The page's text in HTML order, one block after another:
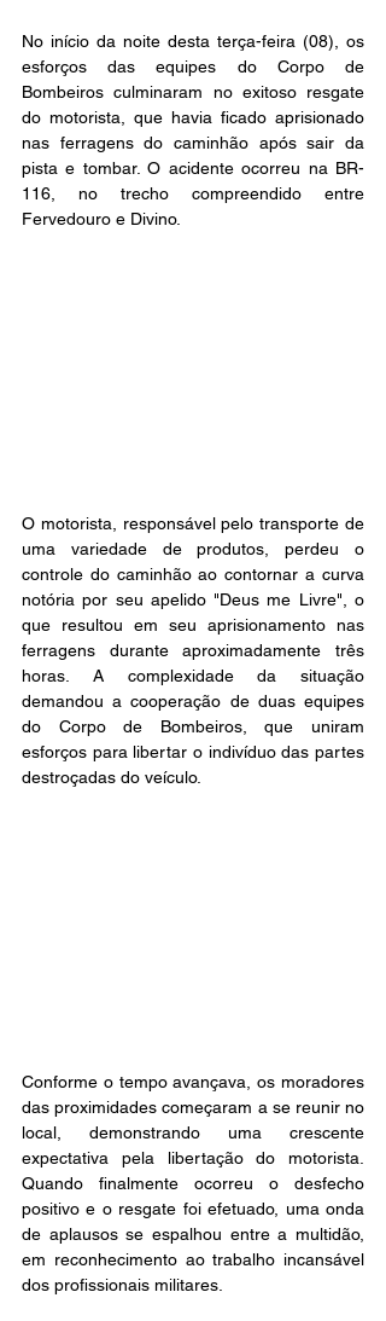
No início da noite desta terça-feira (08), os
esforços das equipes do Corpo de
Bombeiros culminaram no exitoso resgate
do motorista, que havia ficado aprisionado
nas ferragens do caminhão após sair da
pista e tombar. O acidente ocorreu na BR-
116, no trecho compreendido entre
Fervedouro e Divino.
O motorista, responsável pelo transporte de
uma variedade de produtos, perdeu o
controle do caminhão ao contornar a curva
notória por seu apelido "Deus me Livre", o
que resultou em seu aprisionamento nas
ferragens durante aproximadamente três
horas. A complexidade da situação
demandou a cooperação de duas equipes
do Corpo de Bombeiros, que uniram
esforços para libertar o indivíduo das partes
destroçadas do veículo.
Conforme o tempo avançava, os moradores
das proximidades começaram a se reunir no
local, demonstrando uma crescente
expectativa pela libertação do motorista.
Quando finalmente ocorreu o desfecho
positivo e o resgate foi efetuado, uma onda
de aplausos se espalhou entre a multidão,
em reconhecimento ao trabalho incansável
dos profissionais militares.